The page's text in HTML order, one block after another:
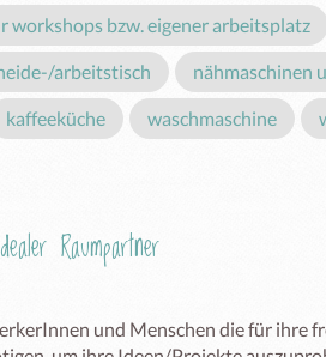
workshops bzw. eigener arbeitsplatz
arbeitstisch nähmaschinen
kaffeeküche waschmaschine
Raumpartner
und Menschen die für ihre